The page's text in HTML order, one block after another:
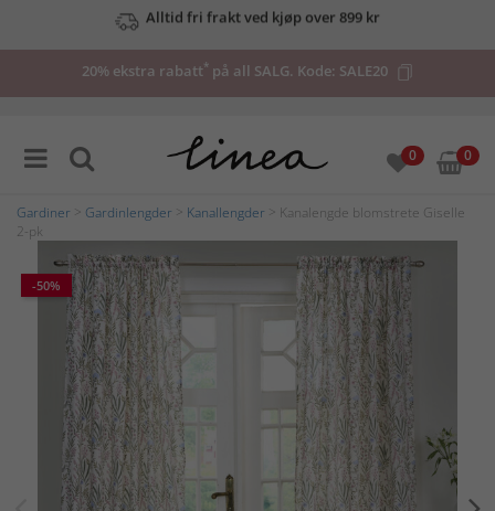
20% ekstra rabatt* på all SALG. Kode: SALE20
0 0
Gardiner Gardinlengder Kanallengder > Kanalengde blomstrete Giselle
2-pk
-50%